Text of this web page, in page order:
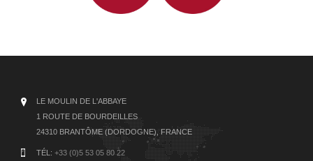
LE MOULIN DE L'ABBAYE
1 ROUTE DE BOURDEILLES
24310 BRANTÔME (DORDOGNE), FRANCE
TÉL: +33 (0)5 53 05 80 22